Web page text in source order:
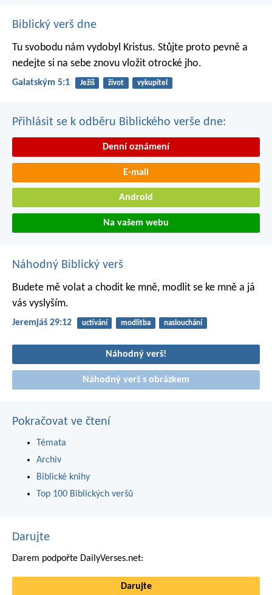
Biblický verš dne
Tu svobodu nám vydobyl Kristus. Stůjte proto pevně a
nedejte si na sebe znovu vložit otrocké jho.
Galatským 5:1 Ježíš život vykupitel
Přihlásit se k odběru Biblického verše dne:
Denní oznámení
E-mail
Android
Na vašem webu
Náhodný Biblický verš
Budete mě volat a chodit ke mně, modlit se ke mně a já
vás vyslyším.
Jeremjáš 29:12 uctívání modlitba naslouchání
Náhodný verš!
Náhodný verš s obrázkem
Pokračovat ve čtení
Témata
Archiv
Biblické knihy
Top 100 Biblických veršů
Darujte
Darem podpořte DailyVerses.net:
Darujte